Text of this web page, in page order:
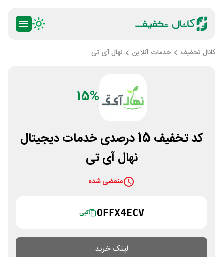
کانال تخفیف خدمات آنلاین نهال آی تی
15%
کد تخفیف 15 درصدی خدمات دیجیتال
نهال آی تی
منقضی شده
OFFX4ECV کپی
لینک خرید